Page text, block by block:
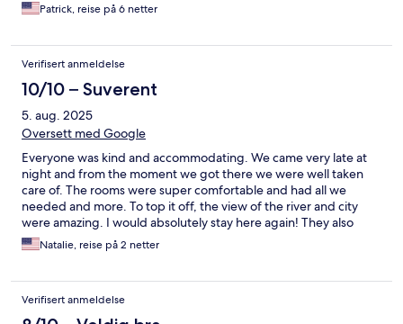
Patrick, reise på 6 netter
Verifisert anmeldelse
10/10 – Suverent
5. aug. 2025
Oversett med Google
Everyone was kind and accommodating. We came very late at
night and from the moment we got there we were well taken
care of. The rooms were super comfortable and had all we
needed and more. To top it off, the view of the river and city
were amazing. I would absolutely stay here again! They also
helped us with our laundry which we really appreciate.
Natalie, reise på 2 netter
Verifisert anmeldelse